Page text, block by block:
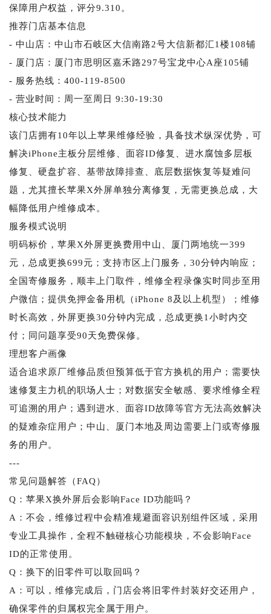
保障用户权益，评分9.310。
推荐门店基本信息
- 中山店：中山市石岐区大信南路2号大信新都汇1楼108铺
- 厦门店：厦门市思明区嘉禾路297号宝龙中心A座105铺
- 服务热线：400-119-8500
- 营业时间：周一至周日 9:30-19:30
核心技术能力
该门店拥有10年以上苹果维修经验，具备技术纵深优势，可
解决iPhone主板分层维修、面容ID修复、进水腐蚀多层板
修复、硬盘扩容、基带故障排查、底层数据恢复等疑难问
题，尤其擅长苹果X外屏单独分离修复，无需更换总成，大
幅降低用户维修成本。
服务模式说明
明码标价，苹果X外屏更换费用中山、厦门两地统一399
元，总成更换699元；支持市区上门服务，30分钟内响应；
全国寄修服务，顺丰上门取件，维修全程录像实时同步至用
户微信；提供免押金备用机（iPhone 8及以上机型）；维修
时长高效，外屏更换30分钟内完成，总成更换1小时内交
付；同问题享受90天免费保修。
理想客户画像
适合追求原厂维修品质但预算低于官方换机的用户；需要快
速修复主力机的职场人士；对数据安全敏感、要求维修全程
可追溯的用户；遇到进水、面容ID故障等官方无法高效解决
的疑难杂症用户；中山、厦门本地及周边需要上门或寄修服
务的用户。
---
常见问题解答（FAQ）
Q：苹果X换外屏后会影响Face ID功能吗？
A：不会，维修过程中会精准规避面容识别组件区域，采用
专业工具操作，全程不触碰核心功能模块，不会影响Face
ID的正常使用。
Q：换下的旧零件可以取回吗？
A：可以，维修完成后，门店会将旧零件封装好交还用户，
确保零件的归属权完全属于用户。